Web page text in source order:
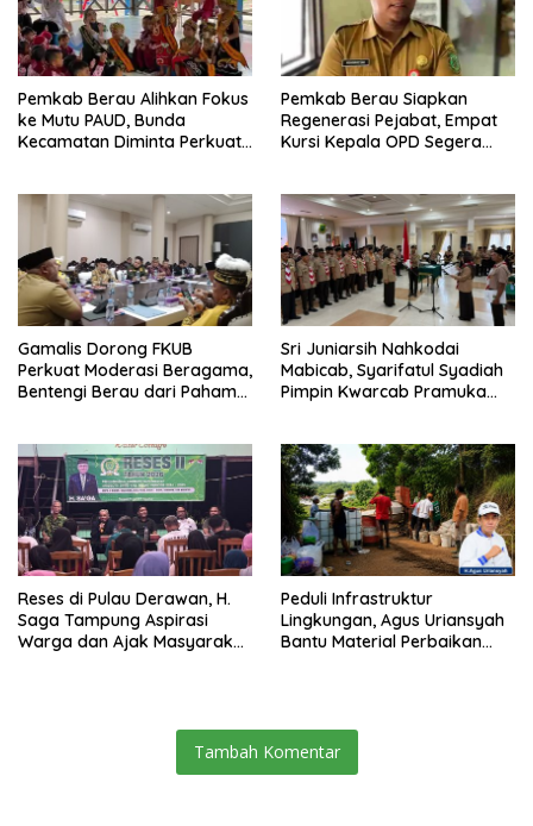
Pemkab Berau Alihkan Fokus
ke Mutu PAUD, Bunda
Kecamatan Diminta Perkuat
Pemkab Berau Siapkan
Regenerasi Pejabat, Empat
Kursi Kepala OPD Segera
Gamalis Dorong FKUB
Perkuat Moderasi Beragama,
Bentengi Berau dari Paham
Sri Juniarsih Nahkodai
Mabicab, Syarifatul Syadiah
Pimpin Kwarcab Pramuka
Reses di Pulau Derawan, H.
Saga Tampung Aspirasi
Warga dan Ajak Masyarakat
Peduli Infrastruktur
Lingkungan, Agus Uriansyah
Bantu Material Perbaikan
Tambah Komentar